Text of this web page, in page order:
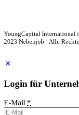
YoungCapital International
2023 Nebenjob - Alle
Login für
E-Mail *